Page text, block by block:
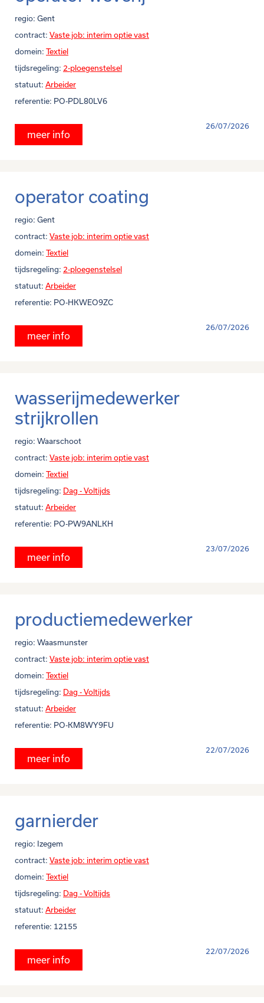
regio: Gent
contract: Vaste job: interim optie vast
domein: Textiel
tijdsregeling: 2-ploegenstelsel
statuut: Arbeider
referentie: PO-PDL80LV6
26/07/2026
meer info
operator coating
regio: Gent
contract: Vaste job: interim optie vast
domein: Textiel
tijdsregeling: 2-ploegenstelsel
statuut: Arbeider
referentie: PO-HKWEO9ZC
26/07/2026
meer info
wasserijmedewerker
strijkrollen
regio: Waarschoot
contract: Vaste job: interim optie vast
domein: Textiel
tijdsregeling: Dag - Voltijds
statuut: Arbeider
referentie: PO-PW9ANLKH
23/07/2026
meer info
productiemedewerker
regio: Waasmunster
contract: Vaste job: interim optie vast
domein: Textiel
tijdsregeling: Dag - Voltijds
statuut: Arbeider
referentie: PO-KM8WY9FU
22/07/2026
meer info
garnierder
regio: Izegem
contract: Vaste job: interim optie vast
domein: Textiel
tijdsregeling: Dag - Voltijds
statuut: Arbeider
referentie: 12155
22/07/2026
meer info